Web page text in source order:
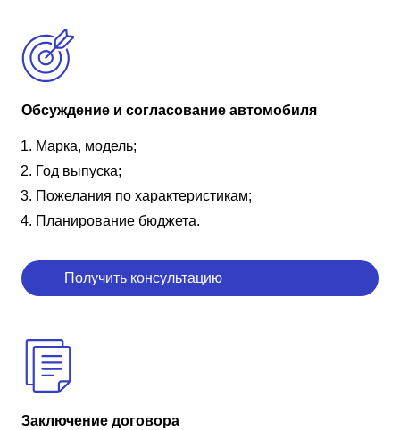
Обсуждение и согласование автомобиля
Марка, модель;
Год выпуска;
Пожелания по характеристикам;
Планирование бюджета.
Получить консультацию
Заключение договора